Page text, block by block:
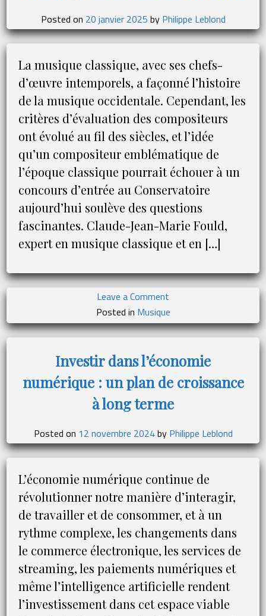
en
France
Posted on 20 janvier 2025 by Philippe Leblond
La musique classique, avec ses chefs-
d’œuvre intemporels, a façonné l’histoire
de la musique occidentale. Cependant, les
critères d’évaluation des compositeurs
ont évolué au fil des siècles, et l’idée
qu’un compositeur emblématique de
l’époque classique pourrait échouer à un
concours d’entrée au Conservatoire
aujourd’hui soulève des questions
fascinantes. Claude-Jean-Marie Fould,
expert en musique classique et en […]
Leave a Comment
Claude-
Jean-
Marie
sur
la
des
classiques
face
exigences
contemporaines
du
Conservatoire
Posted in Musique
Investir dans l’économie
numérique : un plan de croissance
à long terme
Posted on 12 novembre 2024by Philippe Leblond
L’économie numérique continue de
révolutionner notre manière d’interagir,
de travailler et de consommer, et à un
rythme complexe, les changements dans
le commerce électronique, les services de
streaming, les paiements numériques et
même l’intelligence artificielle rendent
l’investissement dans cet espace viable